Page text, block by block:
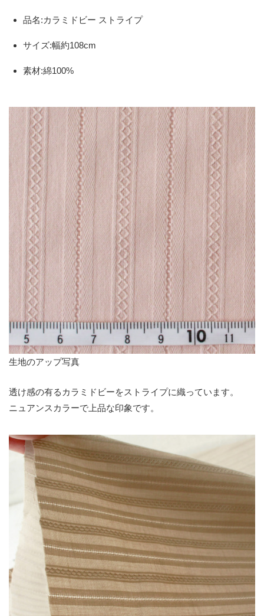
品名:カラミドビー ストライプ
サイズ:幅約108cm
素材:綿100%
生地のアップ写真
透け感の有るカラミドビーをストライプに織っています。
ニュアンスカラーで上品な印象です。